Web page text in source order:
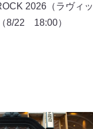
2026（ラヴィッ
8/22 18:00）